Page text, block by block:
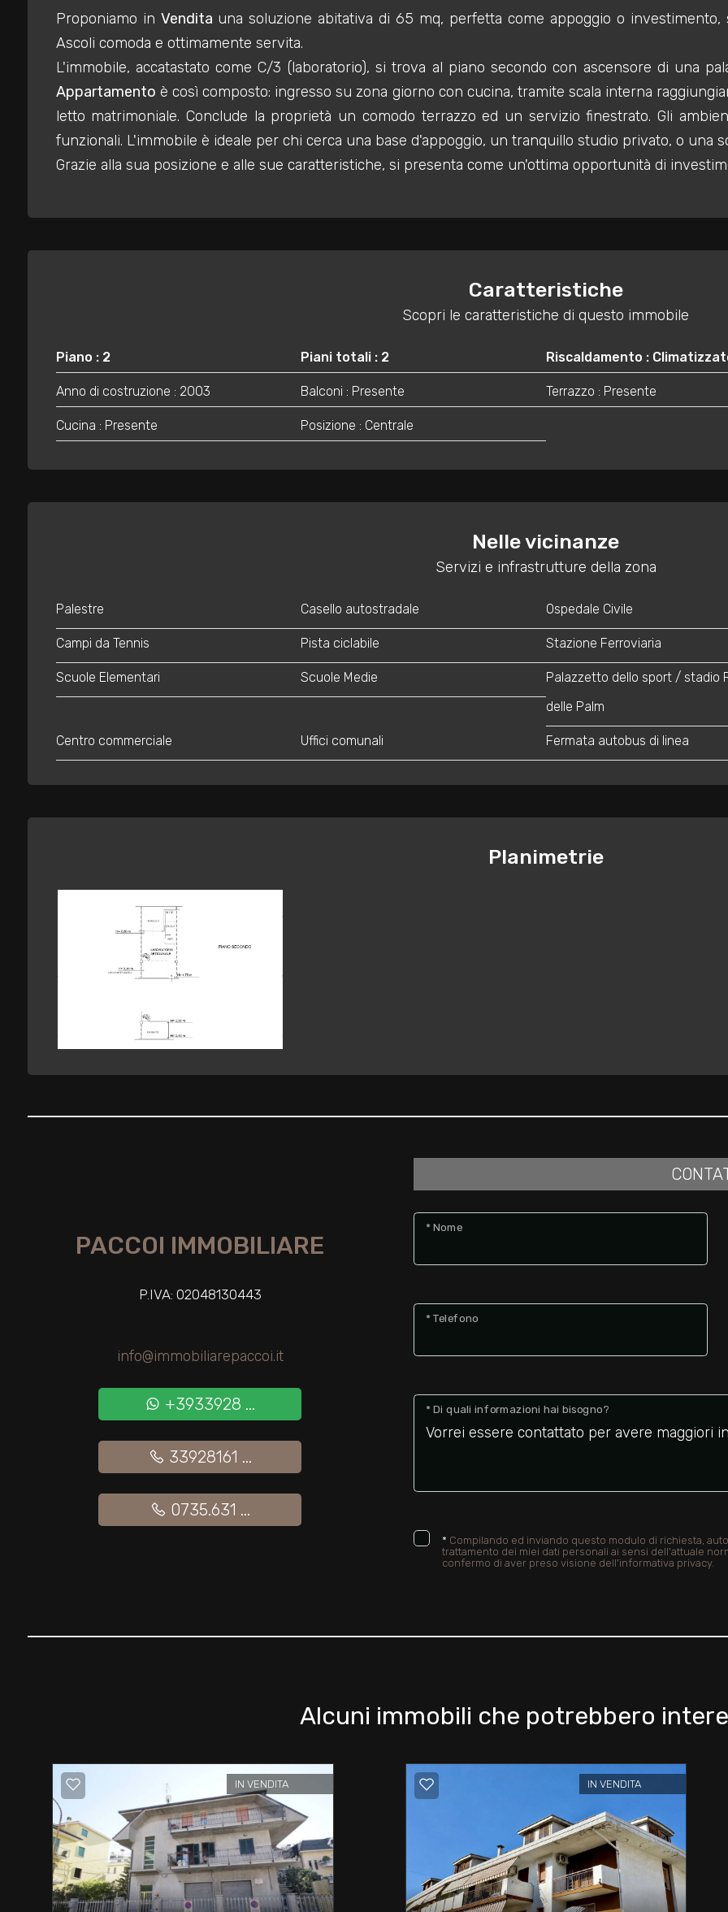
Proponiamo in Vendita una soluzione abitativa di 65 mq, perfetta come appoggio o
Ascoli comoda e ottimamente servita.
L'immobile, accatastato come C/3 (laboratorio), si trova al piano secondo con ascensore di una
Appartamento è così composto: ingresso su zona giorno con cucina, tramite scala interna
letto matrimoniale. Conclude la proprietà un comodo terrazzo ed un servizio finestrato. Gli
funzionali. L'immobile è ideale per chi cerca una base d'appoggio, un tranquillo studio privato, o una
Grazie alla sua posizione e alle sue caratteristiche, si presenta come un'ottima opportunità di
Caratteristiche
Scopri le caratteristiche di questo immobile
Piano : 2 Piani totali : 2 Riscaldamento :
Anno di costruzione : 2003 Balconi : Presente Terrazzo : Presente
Cucina : Presente Posizione : Centrale
Nelle vicinanze
Servizi e infrastrutture della zona
Palestre Casello autostradale Ospedale Civile
Campi da Tennis Pista ciclabile Stazione Ferroviaria
Scuole Elementari Scuole Medie
Palazzetto dello sport / stadio
delle Palm
Centro commerciale Uffici comunali Fermata autobus di linea
Planimetrie
PACCOI IMMOBILIARE
P.IVA: 02048130443
info@immobiliarepaccoi.it
+3933928 ...
33928161 ...
0735.631 ...
* Nome
* Telefono
* Di quali informazioni hai bisogno?
* Compilando ed inviando questo modulo di richiesta,
trattamento dei miei dati personali ai sensi dell'attuale
confermo di aver preso visione dell'informativa privacy.
Alcuni immobili che potrebbero
IN VENDITA IN VENDITA
Totale
Locali
4
Bagni
minimi
2
Arredato
Nuova costruzione
Lusso